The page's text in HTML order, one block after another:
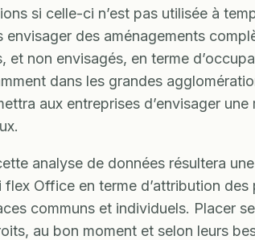
si celle-ci n’est pas utilisée à
envisager des aménagements
et non envisagés, en terme
dans les grandes
aux entreprises d’envisager
analyse de données résultera
flex Office en terme d’attribution
communs et individuels. Placer
au bon moment et selon leurs